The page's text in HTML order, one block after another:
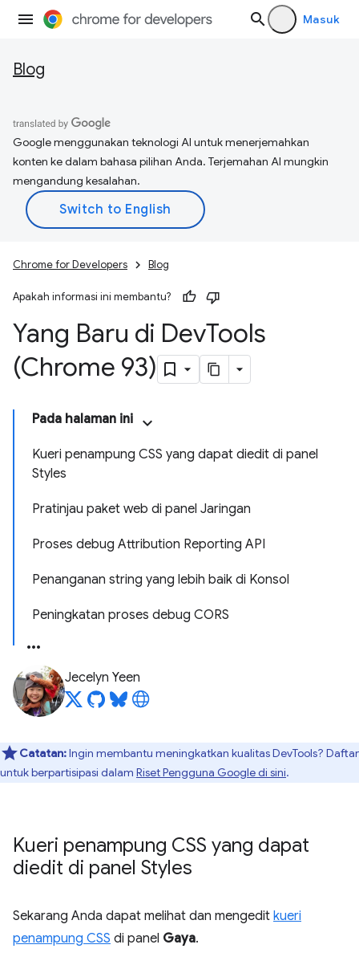
Masuk
Blog
Google menggunakan teknologi AI untuk menerjemahkan
konten ke dalam bahasa pilihan Anda. Terjemahan AI mungkin
mengandung kesalahan.
Chrome for Developers Blog
Apakah informasi ini membantu?
Yang Baru di DevTools
(Chrome 93)
Pada halaman ini
Kueri penampung CSS yang dapat diedit di panel
Styles
Pratinjau paket web di panel Jaringan
Proses debug Attribution Reporting API
Penanganan string yang lebih baik di Konsol
Peningkatan proses debug CORS
Jecelyn Yeen
Catatan:Ingin membantu meningkatkan kualitas DevTools? Daftar
untuk berpartisipasi dalam Riset Pengguna Google di sini.
Kueri penampung CSS yang dapat
diedit di panel Styles
Sekarang Anda dapat melihat dan mengedit kueri
penampung CSS di panel Gaya.